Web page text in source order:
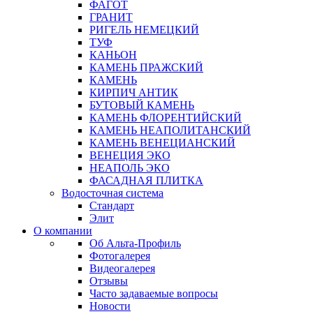
ФАГОТ
ГРАНИТ
РИГЕЛЬ НЕМЕЦКИЙ
ТУФ
КАНЬОН
КАМЕНЬ ПРАЖСКИЙ
КАМЕНЬ
КИРПИЧ АНТИК
БУТОВЫЙ КАМЕНЬ
КАМЕНЬ ФЛОРЕНТИЙСКИЙ
КАМЕНЬ НЕАПОЛИТАНСКИЙ
КАМЕНЬ ВЕНЕЦИАНСКИЙ
ВЕНЕЦИЯ ЭКО
НЕАПОЛЬ ЭКО
ФАСАДНАЯ ПЛИТКА
Водосточная система
Стандарт
Элит
О компании
Об Альта-Профиль
Фотогалерея
Видеогалерея
Отзывы
Часто задаваемые вопросы
Новости